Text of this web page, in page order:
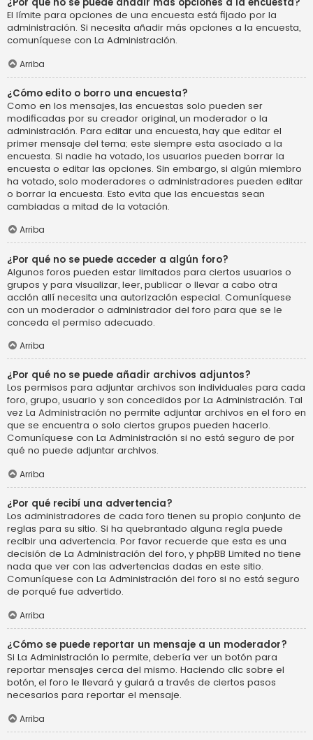
El límite para opciones de una encuesta está fijado por la
administración. Si necesita añadir más opciones a la encuesta,
comuníquese con La Administración.
Arriba
¿Cómo edito o borro una encuesta?
Como en los mensajes, las encuestas solo pueden ser
modificadas por su creador original, un moderador o la
administración. Para editar una encuesta, hay que editar el
primer mensaje del tema; este siempre esta asociado a la
encuesta. Si nadie ha votado, los usuarios pueden borrar la
encuesta o editar las opciones. Sin embargo, si algún miembro
ha votado, solo moderadores o administradores pueden editar
o borrar la encuesta. Esto evita que las encuestas sean
cambiadas a mitad de la votación.
Arriba
¿Por qué no se puede acceder a algún foro?
Algunos foros pueden estar limitados para ciertos usuarios o
grupos y para visualizar, leer, publicar o llevar a cabo otra
acción allí necesita una autorización especial. Comuníquese
con un moderador o administrador del foro para que se le
conceda el permiso adecuado.
Arriba
¿Por qué no se puede añadir archivos adjuntos?
Los permisos para adjuntar archivos son individuales para cada
foro, grupo, usuario y son concedidos por La Administración. Tal
vez La Administración no permite adjuntar archivos en el foro en
que se encuentra o solo ciertos grupos pueden hacerlo.
Comuníquese con La Administración si no está seguro de por
qué no puede adjuntar archivos.
Arriba
¿Por qué recibí una advertencia?
Los administradores de cada foro tienen su propio conjunto de
reglas para su sitio. Si ha quebrantado alguna regla puede
recibir una advertencia. Por favor recuerde que esta es una
decisión de La Administración del foro, y phpBB Limited no tiene
nada que ver con las advertencias dadas en este sitio.
Comuníquese con La Administración del foro si no está seguro
de porqué fue advertido.
Arriba
¿Cómo se puede reportar un mensaje a un moderador?
Si La Administración lo permite, debería ver un botón para
reportar mensajes cerca del mismo. Haciendo clic sobre el
botón, el foro le llevará y guiará a través de ciertos pasos
necesarios para reportar el mensaje.
Arriba